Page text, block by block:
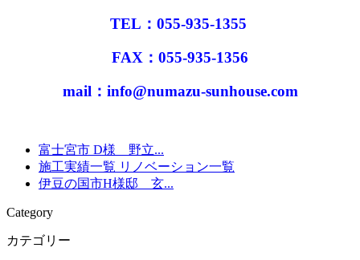
TEL：055-935-1355
FAX：055-935-1356
mail：info@numazu-sunhouse.com
富士宮市 D様 野立...
施工実績一覧 リノベーション一覧
伊豆の国市H様邸 玄...
Category
カテゴリー